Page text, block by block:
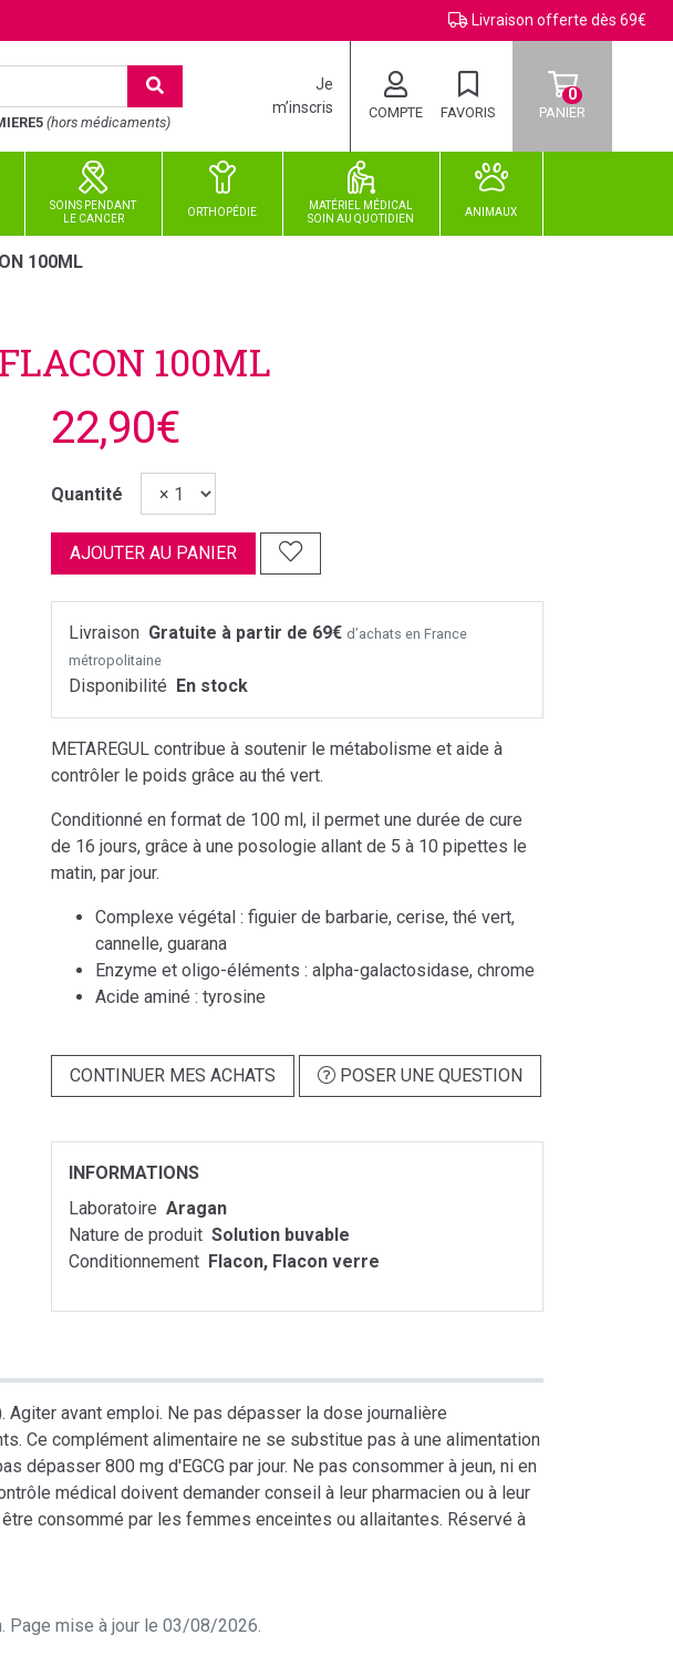
Livraison offerte dès 69€
(hors médicaments)
Je
m’inscris
COMPTE FAVORIS PANIER
0
SOINS PENDANT
LE CANCER
ORTHOPÉDIE
MATÉRIEL MÉDICAL
SOINAUQUOTIDIEN
ANIMAUX
100ML
100ML
22,90€
Quantité
AJOUTER AU PANIER
Livraison Gratuite à partir de 69€ d’achats en France
métropolitaine
Disponibilité En stock
METAREGUL contribue à soutenir le métabolisme et aide à
contrôler le poids grâce au thé vert.
Conditionné en format de 100 ml, il permet une durée de cure
de 16 jours, grâce à une posologie allant de 5 à 10 pipettes le
matin, par jour.
Complexe végétal : figuier de barbarie, cerise, thé vert,
cannelle, guarana
Enzyme et oligo-éléments : alpha-galactosidase, chrome
Acide aminé : tyrosine
CONTINUER MES ACHATS POSER UNE QUESTION
INFORMATIONS
Laboratoire Aragan
Nature de produit Solution buvable
Conditionnement Flacon, Flacon verre
avant emploi. Ne pas dépasser la dose journalière
Ce complément alimentaire ne se substitue pas à une alimentation
dépasser 800 mg d'EGCG par jour. Ne pas consommer à jeun, ni en
médical doivent demander conseil à leur pharmacien ou à leur
consommé par les femmes enceintes ou allaitantes. Réservé à
Page mise à jour le 03/08/2026.